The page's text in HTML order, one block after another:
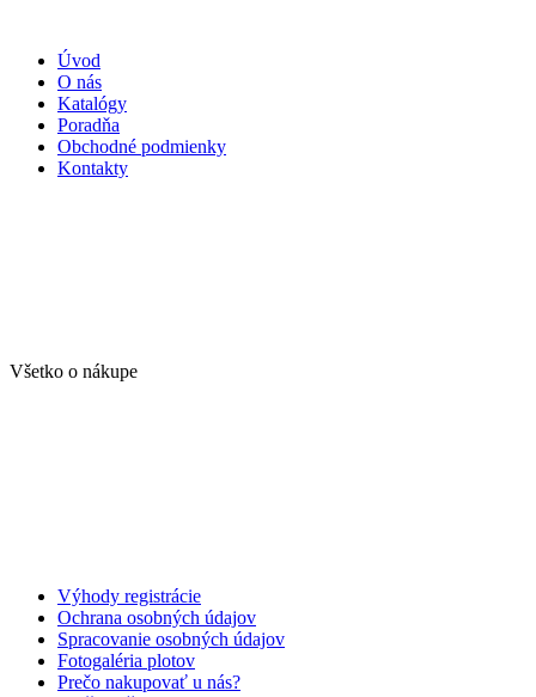
Úvod
O nás
Katalógy
Poradňa
Obchodné podmienky
Kontakty
Všetko o nákupe
Výhody registrácie
Ochrana osobných údajov
Spracovanie osobných údajov
Fotogaléria plotov
Prečo nakupovať u nás?